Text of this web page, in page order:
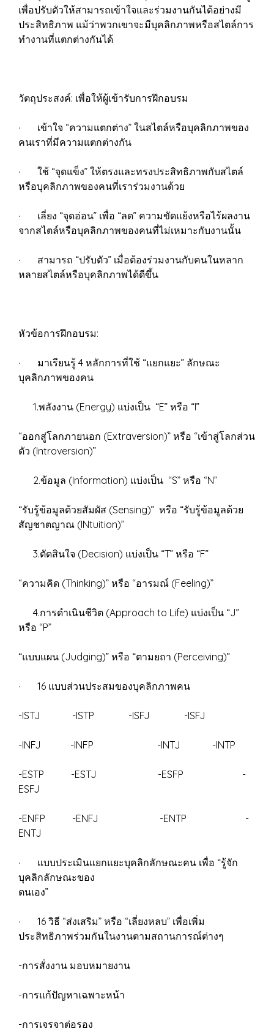
เพื่อปรับตัวให้สามารถเข้าใจและร่วมงานกันได้อย่างมี
ประสิทธิภาพ แม้ว่าพวกเขาจะมีบุคลิกภาพหรือสไตล์การ
ทำงานที่แตกต่างกันได้
วัตถุประสงค์: เพื่อให้ผู้เข้ารับการฝึกอบรม
· เข้าใจ “ความแตกต่าง” ในสไตล์หรือบุคลิกภาพของ
คนเราที่มีความแตกต่างกัน
· ใช้ “จุดแข็ง” ให้ตรงและทรงประสิทธิภาพกับสไตล์
หรือบุคลิกภาพของคนที่เราร่วมงานด้วย
· เลี่ยง “จุดอ่อน” เพื่อ “ลด” ความขัดแย้งหรือไร้ผลงาน
จากสไตล์หรือบุคลิกภาพของคนที่ไม่เหมาะกับงานนั้น
· สามารถ “ปรับตัว” เมื่อต้องร่วมงานกับคนในหลาก
หลายสไตล์หรือบุคลิกภาพได้ดีขึ้น
หัวข้อการฝึกอบรม:
· มาเรียนรู้ 4 หลักการที่ใช้ “แยกแยะ” ลักษณะ
บุคลิกภาพของคน
1.พลังงาน (Energy) แบ่งเป็น “E” หรือ “I”
“ออกสู่โลกภายนอก (Extraversion)” หรือ “เข้าสู่โลกส่วน
ตัว (Introversion)”
2.ข้อมูล (Information) แบ่งเป็น “S” หรือ “N”
“รับรู้ข้อมูลด้วยสัมผัส (Sensing)” หรือ “รับรู้ข้อมูลด้วย
สัญชาตญาณ (INtuition)”
3.ตัดสินใจ (Decision) แบ่งเป็น “T” หรือ “F”
“ความคิด (Thinking)” หรือ “อารมณ์ (Feeling)”
4.การดำเนินชีวิต (Approach to Life) แบ่งเป็น “J”
หรือ “P”
“แบบแผน (Judging)” หรือ “ตามยถา (Perceiving)”
· 16 แบบส่วนประสมของบุคลิกภาพคน
-ISTJ -ISTP -ISFJ -ISFJ
-INFJ -INFP -INTJ -INTP
-ESTP -ESTJ -ESFP -
ESFJ
-ENFP -ENFJ -ENTP -
ENTJ
· แบบประเมินแยกแยะบุคลิกลักษณะคน เพื่อ “รู้จัก
บุคลิกลักษณะของ
ตนเอง”
· 16 วิธี “ส่งเสริม” หรือ “เลี่ยงหลบ” เพื่อเพิ่ม
ประสิทธิภาพร่วมกันในงานตามสถานการณ์ต่างๆ
-การสั่งงาน มอบหมายงาน
-การแก้ปัญหาเฉพาะหน้า
-การเจรจาต่อรอง